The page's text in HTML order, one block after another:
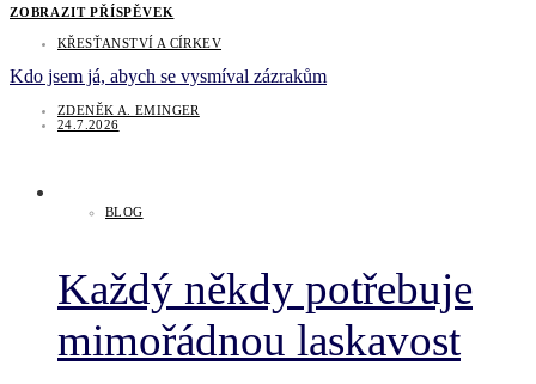
ZOBRAZIT PŘÍSPĚVEK
KŘESŤANSTVÍ A CÍRKEV
Kdo jsem já, abych se vysmíval zázrakům
ZDENĚK A. EMINGER
24.7.2026
BLOG
Každý někdy potřebuje
mimořádnou laskavost